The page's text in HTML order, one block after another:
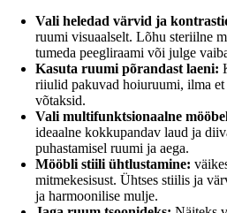
Vali heledad värvid ja
ruumi visuaalselt. Lõhu steriilne
tumeda peegliraami või julge
Kasuta ruumi põrandast laeni:
riiulid pakuvad hoiuruumi, ilma et
võtaksid.
Vali multifunktsionaalne
ideaalne kokkupandav laud ja
puhastamisel ruumi ja aega.
Mööbli stiili ühtlustamine:
mitmekesisust. Ühtses stiilis ja
ja harmoonilise mulje.